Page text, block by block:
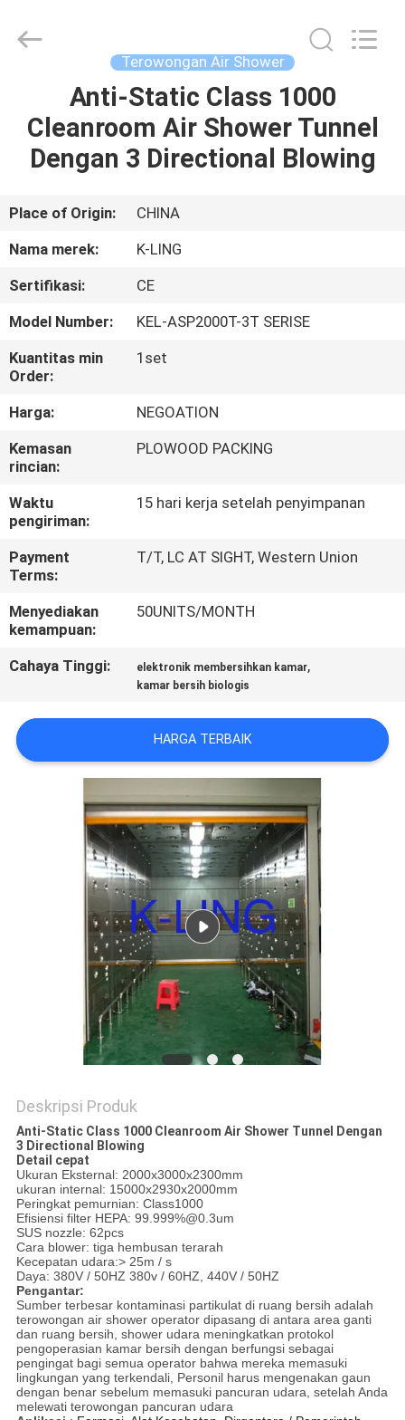
RUMAH
PRODUK
TENTANG
KAMI
TUR
PABRIK
KONTROL
KUALITAS
HUBUNGI
KAMI
BERITA
KASUS-
KASUS
SITEMAP
KEBIJAKAN
PRIVASI
Technology
Company.
Terowongan Air Shower
Anti-Static Class 1000
Cleanroom Air Shower Tunnel
Dengan 3 Directional Blowing
Place of Origin:
CHINA
Nama merek:
K-LING
Sertifikasi:
CE
Model Number:
KEL-ASP2000T-3T SERISE
Kuantitas min
Order:
1set
Harga:
NEGOATION
Kemasan
rincian:
PLOWOOD PACKING
Waktu
pengiriman:
15 hari kerja setelah penyimpanan
Payment
Terms:
T/T, LC AT SIGHT, Western Union
Menyediakan
kemampuan:
50UNITS/MONTH
Cahaya Tinggi: elektronik membersihkan kamar,
kamar bersih biologis
HARGA TERBAIK
Deskripsi Produk
Anti-Static Class 1000 Cleanroom Air Shower Tunnel Dengan
3 Directional Blowing
Detail cepat
Ukuran Eksternal: 2000x3000x2300mm
ukuran internal: 15000x2930x2000mm
Peringkat pemurnian: Class1000
Efisiensi filter HEPA: 99.999%@0.3um
SUS nozzle: 62pcs
Cara blower: tiga hembusan terarah
Kecepatan udara:> 25m / s
Daya: 380V / 50HZ 380v / 60HZ, 440V / 50HZ
Pengantar:
Sumber terbesar kontaminasi partikulat di ruang bersih adalah
terowongan air shower operator dipasang di antara area ganti
dan ruang bersih, shower udara meningkatkan protokol
pengoperasian kamar bersih dengan berfungsi sebagai
pengingat bagi semua operator bahwa mereka memasuki
lingkungan yang terkendali, Personil harus mengenakan gaun
dengan benar sebelum memasuki pancuran udara, setelah Anda
melewati terowongan pancuran udara